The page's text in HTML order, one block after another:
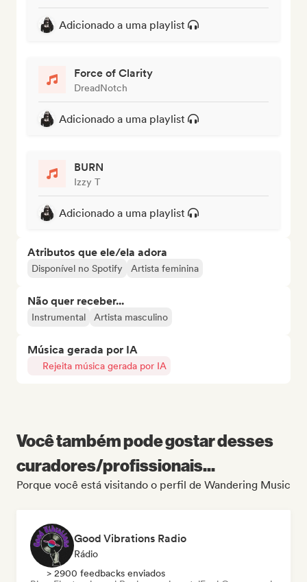
Adicionado a uma playlist
Force of Clarity
DreadNotch
Adicionado a uma playlist
BURN
Izzy T
Adicionado a uma playlist
Atributos que ele/ela adora
Disponível no Spotify Artista feminina
Não quer receber...
Instrumental Artista masculino
Música gerada por IA
Rejeita música gerada por IA
Você também pode gostar desses
curadores/profissionais...
Porque você está visitando o perfil de Wandering Music
Good Vibrations Radio
Rádio
> 2900 feedbacks enviados